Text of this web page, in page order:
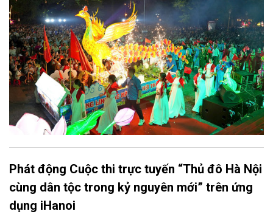
thu quy mô, đặc sắc và giàu bản sắc văn hóa xứ Đoài.
Phát động Cuộc thi trực tuyến “Thủ đô Hà Nội
cùng dân tộc trong kỷ nguyên mới” trên ứng
dụng iHanoi